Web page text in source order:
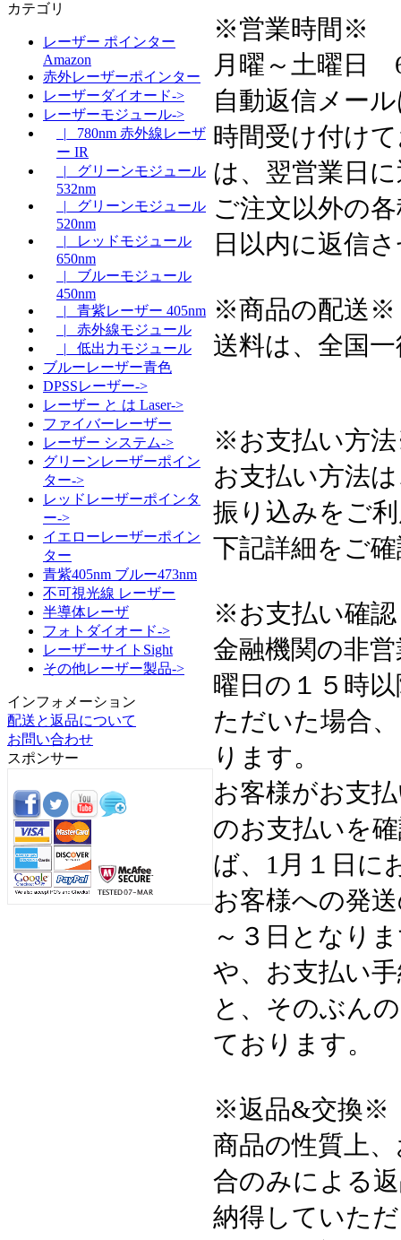
カテゴリ
レーザー ポインター
Amazon
赤外レーザーポインター
レーザーダイオード->
レーザーモジュール->
|_ 780nm 赤外線レーザ
ー IR
|_ グリーンモジュール
532nm
|_ グリーンモジュール
520nm
|_ レッドモジュール
650nm
|_ ブルーモジュール
450nm
|_ 青紫レーザー 405nm
|_ 赤外線モジュール
|_ 低出力モジュール
ブルーレーザー青色
DPSSレーザー->
レーザー と は Laser->
ファイバーレーザー
レーザー システム->
グリーンレーザーポイン
ター->
レッドレーザーポインタ
ー->
イエローレーザーポイン
ター
青紫405nm ブルー473nm
不可視光線 レーザー
半導体レーザ
フォトダイオード->
レーザーサイトSight
その他レーザー製品->
インフォメーション
配送と返品について
お問い合わせ
スポンサー
※営業時間※
月曜～土曜日
自動返信メー
時間受け付け
は、翌営業日
ご注文以外の
日以内に返信
※商品の配送※
送料は、全国
※お支払い方
お支払い方法
振り込みをご
下記詳細をご
※お支払い確
金融機関の非
曜日の１５時
ただいた場合
ります。
お客様がお支
のお支払いを
ば、1月１日に
お客様への発
～３日となり
や、お支払い
と、そのぶん
ております。
※返品&交換※
商品の性質上
合のみによる
納得していた